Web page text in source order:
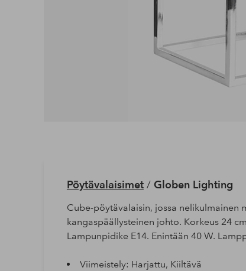
Pöytävalaisimet/ Globen Lighting
Cube-pöytävalaisin, jossa nelikulmainen
kangaspäällysteinen johto. Korkeus 24
Lampunpidike E14. Enintään 40 W.
Viimeistely: Harjattu, Kiiltävä